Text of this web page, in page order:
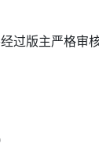
过版主严格审